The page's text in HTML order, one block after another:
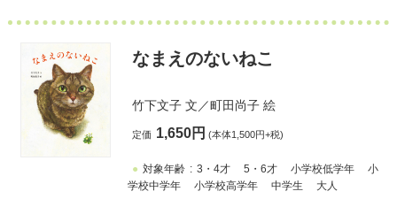
なまえのないねこ
竹下文子文／町田尚子絵
定価 1,650円 (本体1,500円+税)
対象年齢 3・4才 5・6才 小学校低学年
小
学校中学年
小学校高学年 中学生
大人